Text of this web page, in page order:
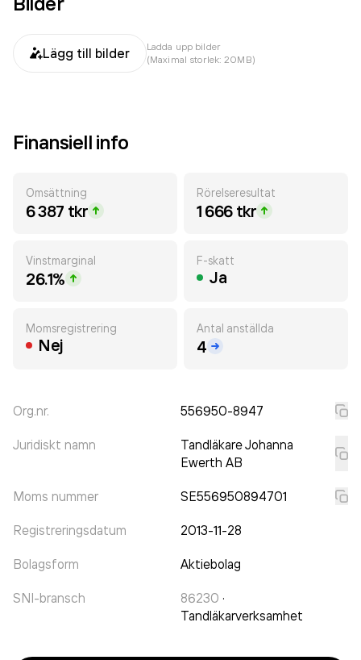
Lägg till bilder
Ladda upp bilder
(Maximal storlek: 20MB)
Finansiell info
Omsättning
6 387 tkr
Rörelseresultat
1 666 tkr
Vinstmarginal
26.1%
F-skatt
Ja
Momsregistrering
Nej
Antal anställda
4
Org.nr. 556950-8947
Juridiskt namn
Tandläkare Johanna
Ewerth AB
Moms nummer SE556950894701
Registreringsdatum 2013-11-28
Bolagsform Aktiebolag
SNI-bransch 86230 ·
Tandläkarverksamhet